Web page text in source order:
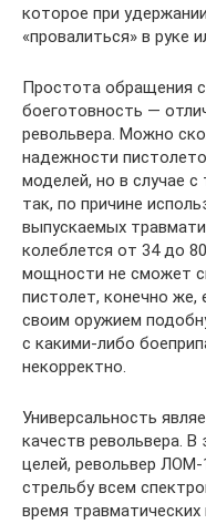
которое при
«провалиться» в руке
Простота обращения
боеготовность —
револьвера. Можно
надежности
моделей, но в случае
так, по причине
выпускаемых
колеблется от 34 до
мощности не сможет
пистолет, конечно же,
своим оружием
с какими-либо
некорректно.
Универсальность
качеств револьвера.
целей, револьвер
стрельбу всем
время